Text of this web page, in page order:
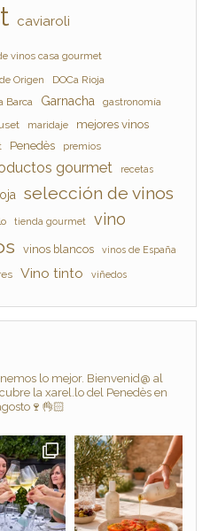
caviaroli
vinos casa gourmet
Origen DOCa Rioja
Barca Garnacha gastronomía
maridaje mejores vinos
Penedès premios
gourmet recetas
selección de vinos
tienda gourmet vino
vinos blancos vinos de España
Vino tinto viñedos
lo mejor. Bienvenid@ al
la xarel.lo del Penedès en